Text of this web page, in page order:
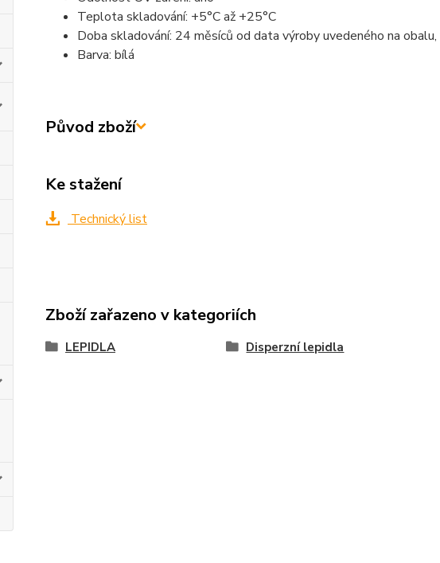
Teplota skladování: +5°C až +25°C
Doba skladování: 24 měsíců od data výroby uvedeného na
Barva: bílá
Původ zboží
Ke stažení
Technický list
Zboží zařazeno v kategoriích
LEPIDLA Disperzní lepidla